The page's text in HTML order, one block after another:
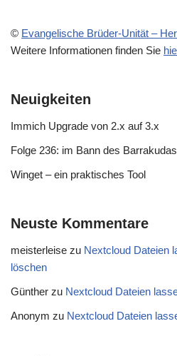
© Evangelische Brüder-Unität –
Weitere Informationen finden Sie
Neuigkeiten
Immich Upgrade von 2.x auf 3.x
Folge 236: im Bann des Barrakudas
Winget – ein praktisches Tool
Neuste Kommentare
meisterleise zu Nextcloud Dateien
löschen
Günther zu Nextcloud Dateien
Anonym zu Nextcloud Dateien